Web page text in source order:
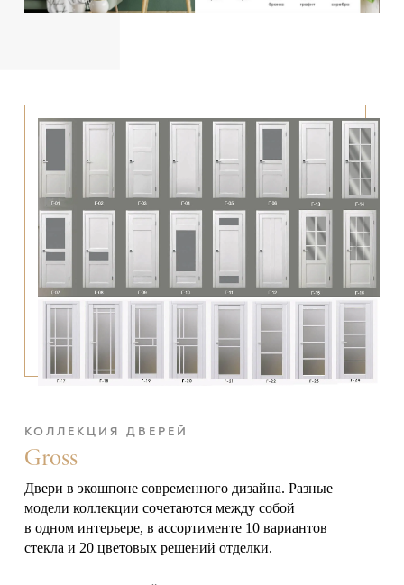
КОЛЛЕКЦИЯ ДВЕРЕЙ
Gross
Двери в экошпоне современного дизайна. Разные
модели коллекции сочетаются между собой
в одном интерьере, в ассортименте 10 вариантов
стекла и 20 цветовых решений отделки.